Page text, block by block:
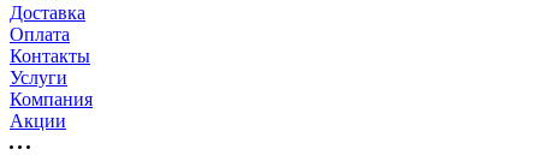
Доставка
Оплата
Контакты
Услуги
Компания
Акции